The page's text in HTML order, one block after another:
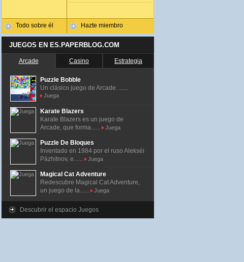
Todo sobre él Hazte miembro
JUEGOS EN ES.PAPERBLOG.COM
Arcade Casino Estrategia
Puzzle Bobble
Un clásico juego de Arcade. ......
Juega
Karate Blazers
Karate Blazers es un juego de
Arcade, que forma......
Juega
Puzzle De Bloques
Inventado en 1984 por el ruso Alekséi
Pázhitnov, e......
Juega
Magical Cat Adventure
Redescubre Magical Cat Adventure,
un juego de la......
Juega
Descubrir el espacio Juegos